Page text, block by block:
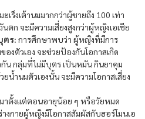
เร็งเต้านมมากกว่าผู้ชายถึง 100 เท่า
ตก จะมีความเสี่ยงสูงกว่าผู้หญิงเอเชีย
ตร: การศึกษาพบว่า ผู้หญิงที่มีการ
งตัวเอง จะช่วยป้องกันโอกาสเกิด
กัน กลุ่มที่ไม่มีบุตร เป็นหมัน กินยาคุม
ยน้ำนมตัวเองนั้น จะมีความโอกาสเสี่ยง
าตั้งแต่ตอนอายุน้อย ๆ หรือวัยหมด
งกายผู้หญิงมีโอกาสสัมผัสกับฮอร์โมนเอ